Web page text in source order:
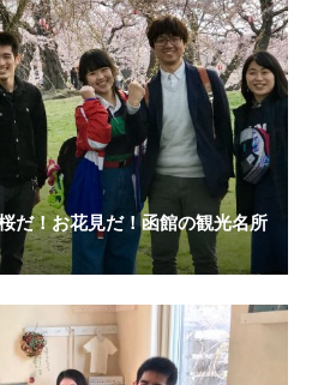
だ！お花見だ！函館の観光名所